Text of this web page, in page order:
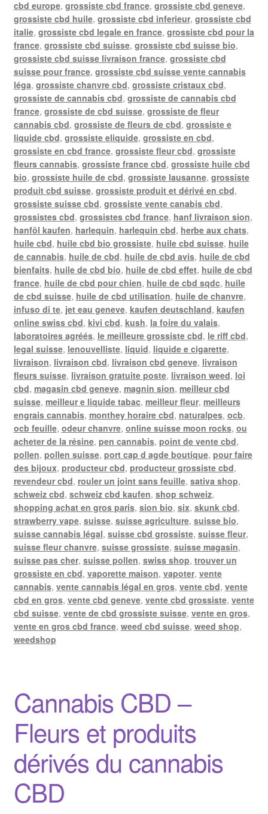
cbd europe, grossiste cbd france, grossiste cbd geneve,
grossiste cbd huile, grossiste cbd inferieur, grossiste cbd
italie, grossiste cbd legale en france, grossiste cbd pour la
france, grossiste cbd suisse, grossiste cbd suisse bio,
grossiste cbd suisse livraison france, grossiste cbd
suisse pour france, grossiste cbd suisse vente cannabis
léga, grossiste chanvre cbd, grossiste cristaux cbd,
grossiste de cannabis cbd, grossiste de cannabis cbd
france, grossiste de cbd suisse, grossiste de fleur
cannabis cbd, grossiste de fleurs de cbd, grossiste e
liquide cbd, grossiste eliquide, grossiste en cbd,
grossiste en cbd france, grossiste fleur cbd, grossiste
fleurs cannabis, grossiste france cbd, grossiste huile cbd
bio, grossiste huile de cbd, grossiste lausanne, grossiste
produit cbd suisse, grossiste produit et dérivé en cbd,
grossiste suisse cbd, grossiste vente canabis cbd,
grossistes cbd, grossistes cbd france, hanf livraison sion,
hanföl kaufen, harlequin, harlequin cbd, herbe aux chats,
huile cbd, huile cbd bio grossiste, huile cbd suisse, huile
de cannabis, huile de cbd, huile de cbd avis, huile de cbd
bienfaits, huile de cbd bio, huile de cbd effet, huile de cbd
france, huile de cbd pour chien, huile de cbd sqdc, huile
de cbd suisse, huile de cbd utilisation, huile de chanvre,
infuso di te, jet eau geneve, kaufen deutschland, kaufen
online swiss cbd, kivi cbd, kush, la foire du valais,
laboratoires agréés, le meilleure grossiste cbd, le riff cbd,
legal suisse, lenouvelliste, liquid, liquide e cigarette,
livraison, livraison cbd, livraison cbd geneve, livraison
fleurs suisse, livraison gratuite poste, livraison weed, loi
cbd, magasin cbd geneve, magnin sion, meilleur cbd
suisse, meilleur e liquide tabac, meilleur fleur, meilleurs
engrais cannabis, monthey horaire cbd, naturalpes, ocb,
ocb feuille, odeur chanvre, online suisse moon rocks, ou
acheter de la résine, pen cannabis, point de vente cbd,
pollen, pollen suisse, port cap d agde boutique, pour faire
des bijoux, producteur cbd, producteur grossiste cbd,
revendeur cbd, rouler un joint sans feuille, sativa shop,
schweiz cbd, schweiz cbd kaufen, shop schweiz,
shopping achat en gros paris, sion bio, six, skunk cbd,
strawberry vape, suisse, suisse agriculture, suisse bio,
suisse cannabis légal, suisse cbd grossiste, suisse fleur,
suisse fleur chanvre, suisse grossiste, suisse magasin,
suisse pas cher, suisse pollen, swiss shop, trouver un
grossiste en cbd, vaporette maison, vapoter, vente
cannabis, vente cannabis légal en gros, vente cbd, vente
cbd en gros, vente cbd geneve, vente cbd grossiste, vente
cbd suisse, vente de cbd grossiste suisse, vente en gros,
vente en gros cbd france, weed cbd suisse, weed shop,
weedshop
Cannabis CBD –
Fleurs et produits
dérivés du cannabis
CBD